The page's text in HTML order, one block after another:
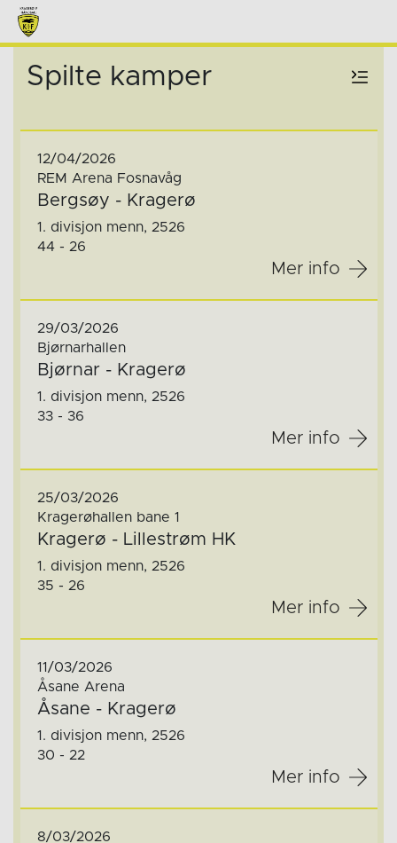
Spilte kamper
12/04/2026
REM Arena Fosnavåg
Bergsøy - Kragerø
1. divisjon menn, 2526
44 - 26
Mer info
29/03/2026
Bjørnarhallen
Bjørnar - Kragerø
1. divisjon menn, 2526
33 - 36
Mer info
25/03/2026
Kragerøhallen bane 1
Kragerø - Lillestrøm HK
1. divisjon menn, 2526
35 - 26
Mer info
11/03/2026
Åsane Arena
Åsane - Kragerø
1. divisjon menn, 2526
30 - 22
Mer info
8/03/2026